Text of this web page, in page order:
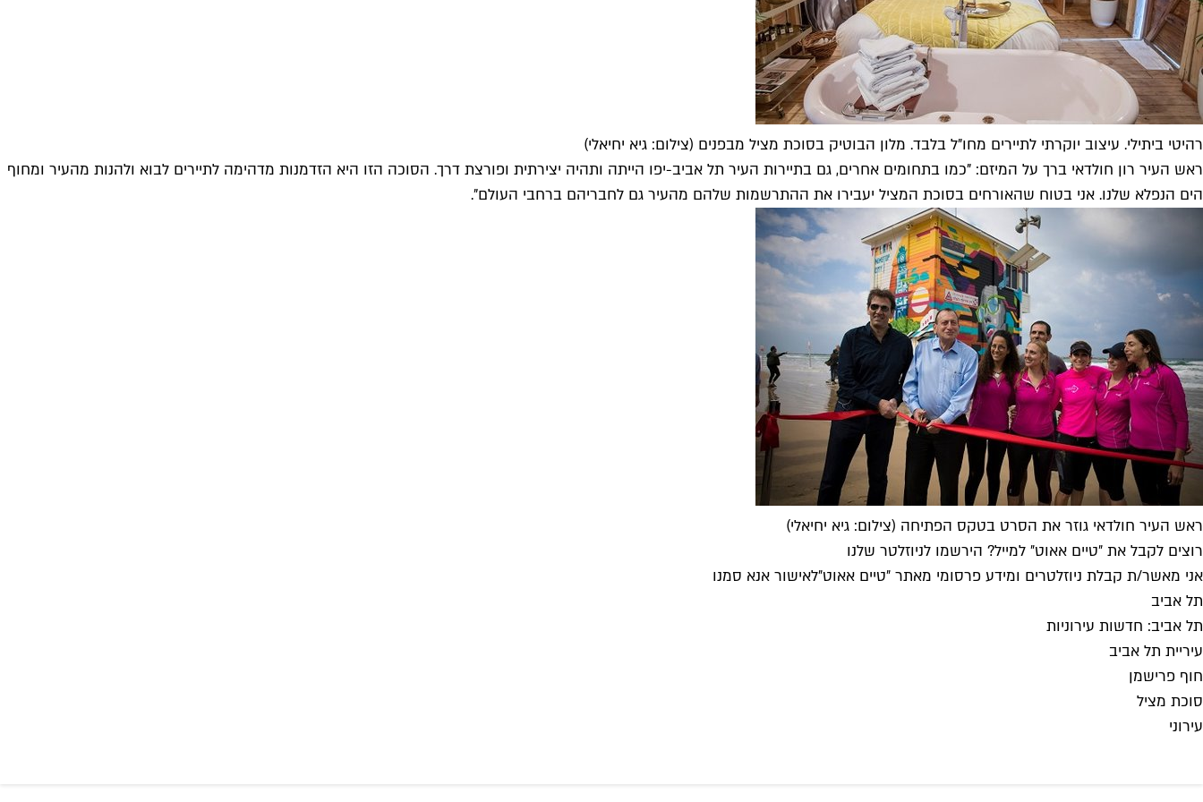
רהיטי ביתילי. עיצוב יוקרתי לתיירים מחו"ל בלבד. מלון הבוטיק בסוכת מציל מבפנים (צילום: גיא יחיאלי)
ראש העיר רון חולדאי ברך על המיזם: "כמו בתחומים אחרים, גם בתיירות העיר תל אביב-יפו הייתה ותהיה יצירתית ופורצת דרך. הסוכה הזו היא הזדמנות מדהימה לתיירים לבוא ולהנות מהעיר ומחוף
הים הנפלא שלנו. אני בטוח שהאורחים בסוכת המציל יעבירו את ההתרשמות שלהם מהעיר גם לחבריהם ברחבי העולם".
ראש העיר חולדאי גוזר את הסרט בטקס הפתיחה (צילום: גיא יחיאלי)
רוצים לקבל את ״טיים אאוט״ למייל? הירשמו לניוזלטר שלנו
אני מאשר/ת קבלת ניוזלטרים ומידע פרסומי מאתר ״טיים אאוט״לאישור אנא סמנו
תל אביב
תל אביב: חדשות עירוניות
עיריית תל אביב
חוף פרישמן
סוכת מציל
עירוני